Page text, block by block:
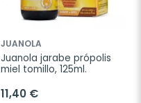
JUANOLA
Juanola jarabe própolis
miel tomillo, 125ml.
11,40 €